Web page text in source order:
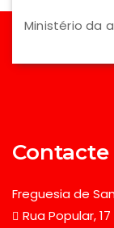
Ministério da
Freguesia de
Rua Popular,